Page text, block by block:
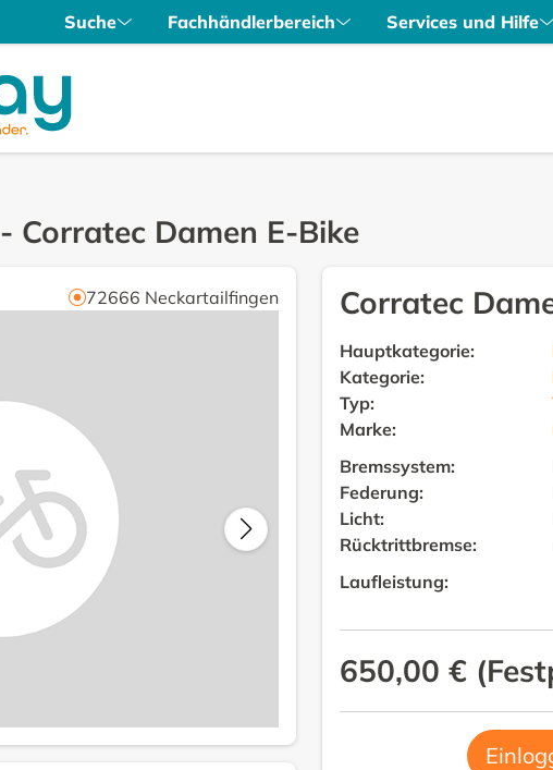
Suche Fachhändlerbereich Services und Hilfe
- Corratec Damen E-Bike
72666 Neckartailfingen Corratec
Hauptkategorie:
Kategorie:
Typ:
Marke:
Bremssystem:
Federung:
Licht:
Rücktrittbremse:
Laufleistung:
650,00 € (